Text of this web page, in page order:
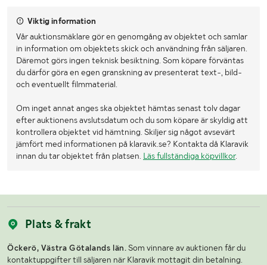
Viktig information
Vår auktionsmäklare gör en genomgång av objektet och samlar
in information om objektets skick och användning från säljaren.
Däremot görs ingen teknisk besiktning. Som köpare förväntas
du därför göra en egen granskning av presenterat text-, bild-
och eventuellt filmmaterial.
Om inget annat anges ska objektet hämtas senast tolv dagar
efter auktionens avslutsdatum och du som köpare är skyldig att
kontrollera objektet vid hämtning. Skiljer sig något avsevärt
jämfört med informationen på klaravik.se? Kontakta då Klaravik
innan du tar objektet från platsen. Läs fullständiga köpvillkor.
Plats & frakt
Öckerö, Västra Götalands län. Som vinnare av auktionen får du
kontaktuppgifter till säljaren när Klaravik mottagit din betalning.